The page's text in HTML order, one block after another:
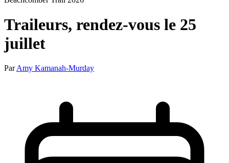
Traileurs, rendez-vous le 25
juillet
ParAmy Kamanah-Murday